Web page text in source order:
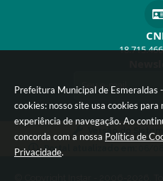
Prefeitura Municipal de Esmeraldas
cookies: nosso site usa cookies para
experiência de navegação. Ao
concorda com a nossa Política de
Privacidade.
Portal atualizado em: